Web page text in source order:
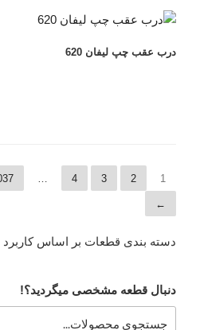
درب عقب چپ لیفان 620
1
2
3
4
←
دسته بندی قطعات بر اساس کاربرد
دنبال قطعه مشخصی میگردید؟!